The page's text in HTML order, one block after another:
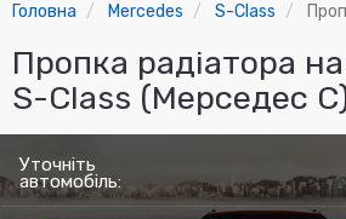
Головна Mercedes S-Class
Пропка радіатора
S-Class (Мерседес
Уточніть
автомобіль: